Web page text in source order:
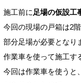
施工前に 足場の仮設工
今回の現場の戸箱は2
部分足場が必要となり
作業車を使って施工す
今回は作業車を使うと